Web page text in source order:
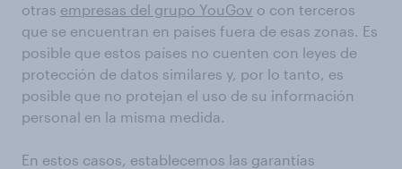
otras empresas del grupo YouGov o con terceros
que se encuentran en países fuera de esas zonas. Es
posible que estos países no cuenten con leyes de
protección de datos similares y, por lo tanto, es
posible que no protejan el uso de su información
personal en la misma medida.
En estos casos, establecemos las garantías